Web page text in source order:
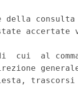
della
cui  al